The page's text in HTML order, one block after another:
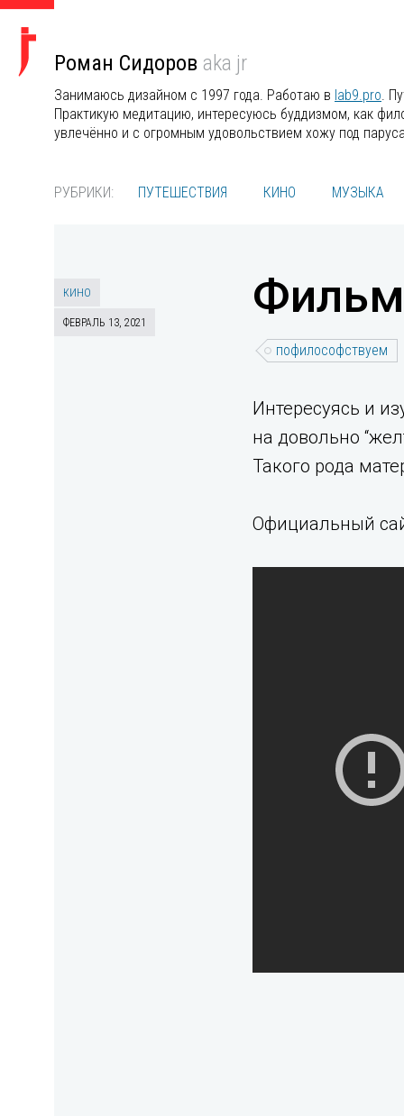
Роман Сидоров aka jr
Занимаюсь дизайном с 1997 года. Работаю в lab9.pro.
Практикую медитацию, интересуюсь буддизмом, как
увлечённо и с огромным удовольствием хожу под
РУБРИКИ: ПУТЕШЕСТВИЯ КИНО МУЗЫКА
КИНО
ФЕВРАЛЬ 13, 2021 Фильм
пофилософствуем
Интересуясь и
на довольно
Такого рода
Официальный